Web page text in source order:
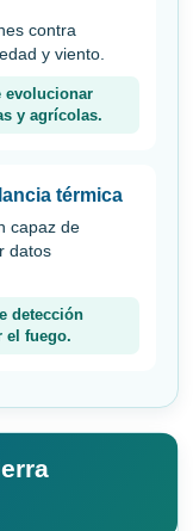
contra
y viento.
evolucionar
y agrícolas.
térmica
capaz de
datos
detección
el fuego.